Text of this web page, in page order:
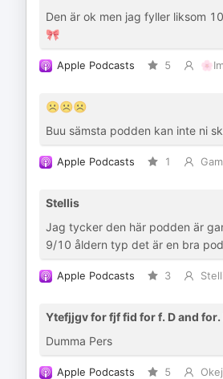
Den är ok men jag fyller liksom
🎀
Apple Podcasts 5
☹️☹️☹️
Buu sämsta podden kan inte ni
Apple Podcasts 1
Stellis
Jag tycker den här podden är
9/10 åldern typ det är en bra
Apple Podcasts 3
Ytefjjgv for fjf fid for f. D and for.
Dumma Pers
Apple Podcasts 5